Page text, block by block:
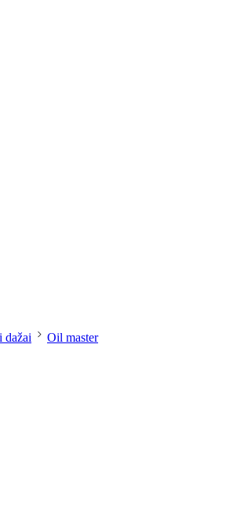
dažai Oil master